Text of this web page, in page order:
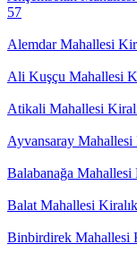
57
Alemdar Mahallesi
Ali Kuşçu Mahallesi
Atikali Mahallesi
Ayvansaray
Balabanağa
Balat Mahallesi
Binbirdirek Mahallesi